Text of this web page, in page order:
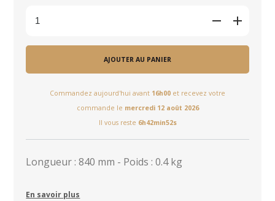
AJOUTER AU PANIER
Commandez aujourd'hui avant 16h00 et recevez votre
commande le mercredi 12 août 2026
Il vous reste 6h42min52s
Longueur : 840 mm - Poids : 0.4 kg
En savoir plus